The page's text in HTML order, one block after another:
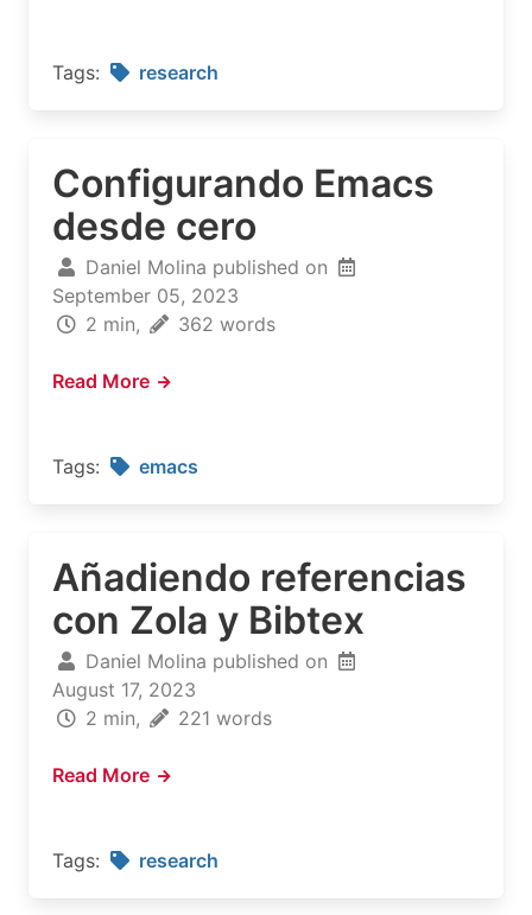
Tags: research
Configurando Emacs
desde cero
Daniel Molina published on
September 05, 2023
2 min,
362 words
Read More
Tags: emacs
Añadiendo referencias
con Zola y Bibtex
Daniel Molina published on
August 17, 2023
2 min,
221 words
Read More
Tags: research